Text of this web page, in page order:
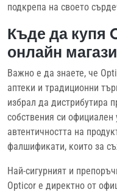
подкрепа на своето
Къде да купя
онлайн
Важно е да знаете, че
аптеки и традиционни
избрал да дистрибутира
собствения си официален
автентичността на
фалшификати, които за
Най-сигурният и
Opticor е директно от